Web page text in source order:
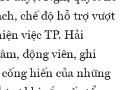
chế độ hỗ trợ vượt
việc TP. Hải
động viên, ghi
hiến của những